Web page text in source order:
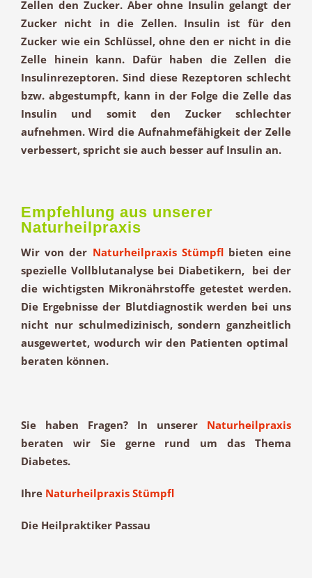
Zellen den Zucker. Aber ohne Insulin gelangt der
Zucker nicht in die Zellen. Insulin ist für den
Zucker wie ein Schlüssel, ohne den er nicht in die
Zelle hinein kann. Dafür haben die Zellen die
Insulinrezeptoren. Sind diese Rezeptoren schlecht
bzw. abgestumpft, kann in der Folge die Zelle das
Insulin und somit den Zucker schlechter
aufnehmen. Wird die Aufnahmefähigkeit der Zelle
verbessert, spricht sie auch besser auf Insulin an.
Empfehlung aus unserer
Naturheilpraxis
Wir von der Naturheilpraxis Stümpflbieten eine
spezielle Vollblutanalysebei Diabetikern, bei der
die wichtigsten Mikronährstoffe getestet werden.
Die Ergebnisse der Blutdiagnostik werden bei uns
nicht nur schulmedizinisch, sondern ganzheitlich
ausgewertet, wodurch wir den Patienten optimal
beraten können.
Sie haben Fragen? In unserer Naturheilpraxis
beraten wir Sie gerne rund um das Thema
Diabetes.
Ihre Naturheilpraxis Stümpfl
Die Heilpraktiker Passau